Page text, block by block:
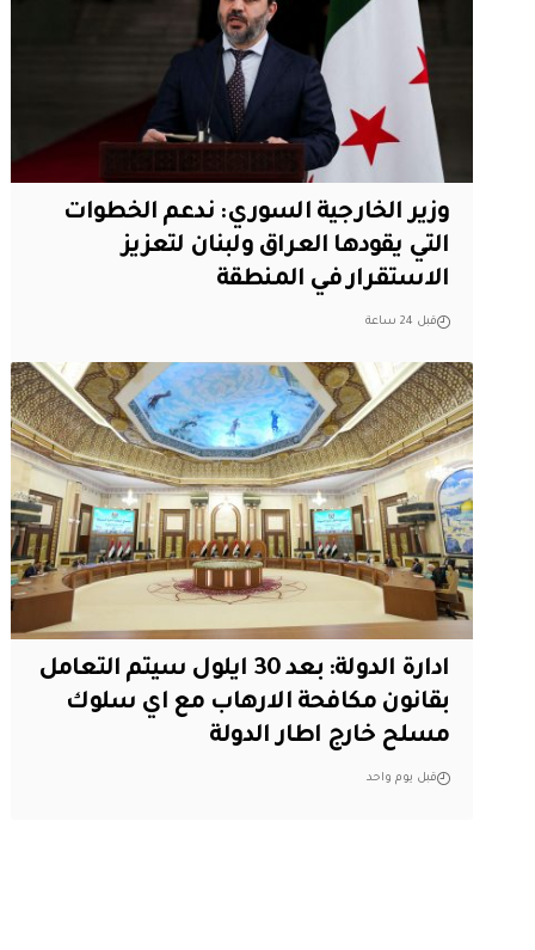
وزير الخارجية السوري: ندعم الخطوات
التي يقودها العراق ولبنان لتعزيز
الاستقرار في المنطقة
قبل 24 ساعة
ادارة الدولة: بعد 30 ايلول سيتم التعامل
بقانون مكافحة الارهاب مع اي سلوك
مسلح خارج اطار الدولة
قبل يوم واحد